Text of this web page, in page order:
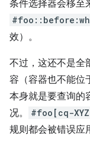
条件选择器会移至
效）。
不过，这还不是全
容（容器也不能位
本身就是要查询的
况。
#foo[cq-
规则都会被错误应